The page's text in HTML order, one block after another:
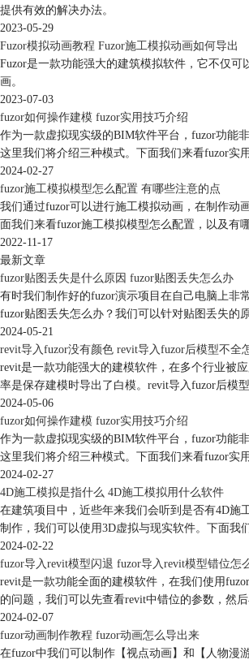
提供有效的解决办法。
2023-05-29
Fuzor模拟动画教程 Fuzor施工模拟动画如何导出
Fuzor是一款功能强大的建筑模拟软件，它不仅
画。
2023-07-03
fuzor如何操作建模 fuzor实用技巧介绍
作为一款虚拟现实级的BIM软件平台，fuzor功能
这里我们将介绍三种模式。下面我们来看fuzor实
2024-02-27
fuzor施工模拟模型怎么配置 有哪些注意的点
我们通过fuzor可以进行施工模拟动画，在制作动
面我们来看fuzor施工模拟模型怎么配置，以及有
2022-11-17
最新文章
fuzor贴图丢失是什么原因 fuzor贴图丢失怎么办
有时我们制作好的fuzor演示项目在自己电脑上非
fuzor贴图丢失怎么办？我们可以针对贴图丢失的
2024-05-21
revit导入fuzor没有颜色 revit导入fuzor后模型不全
revit是一款功能强大的建模软件，在多个行业被
率是保存建模时导出了白模。revit导入fuzor后模
2024-05-06
fuzor如何操作建模 fuzor实用技巧介绍
作为一款虚拟现实级的BIM软件平台，fuzor功能
这里我们将介绍三种模式。下面我们来看fuzor实
2024-02-27
4D施工模拟是指什么 4D施工模拟用什么软件
在建筑项目中，近些年来我们会听到是否有4D施
制作，我们可以使用3D虚拟与现实软件。下面我
2024-02-22
fuzor导入revit模型闪退 fuzor导入revit模型错位怎
revit是一款功能全面的建模软件，在我们使用
的问题，我们可以先查看revit中错位的参数，然
2024-02-07
fuzor动画制作教程 fuzor动画怎么导出来
在fuzor中我们可以制作【视点动画】和【人物漫